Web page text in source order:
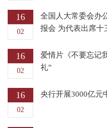
16
02
全国人大常委会办
报会 为代表出席十
16
02
爱情片《不要忘记
礼”
16
02
央行开展3000亿元